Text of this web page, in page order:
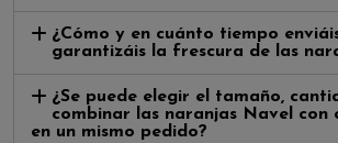
¿Cómo y en cuánto tiempo
garantizáis la frescura de las
¿Se puede elegir el tamaño,
combinar las naranjas Navel
en un mismo pedido?